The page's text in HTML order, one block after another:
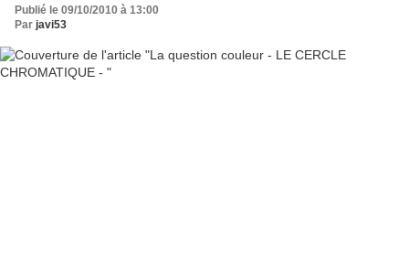
Publié le 09/10/2010 à 13:00
Par javi53